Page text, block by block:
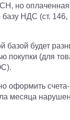
но оплаченная
НДС (ст. 146,
базой будет
покупки (для
оформить счета-
месяца